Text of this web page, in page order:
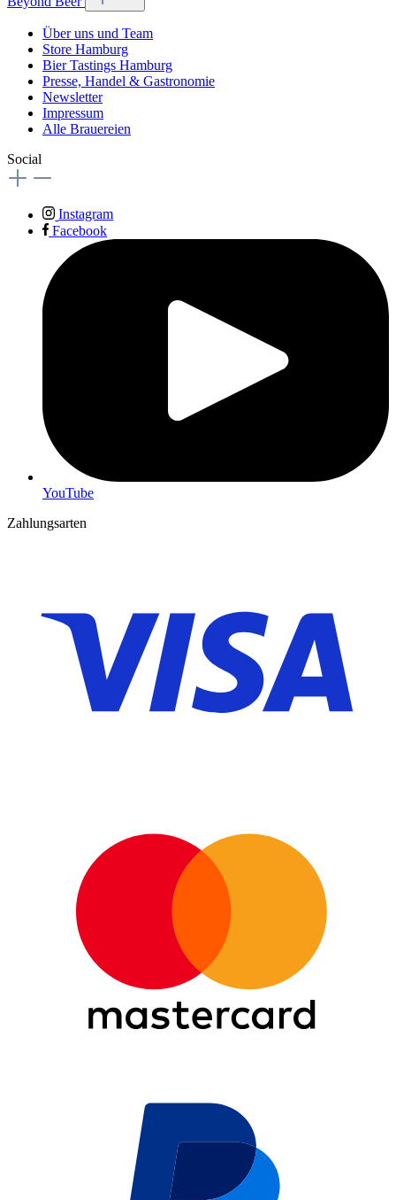
Über uns und Team
Store Hamburg
Bier Tastings Hamburg
Presse, Handel & Gastronomie
Newsletter
Impressum
Alle Brauereien
Social
Instagram
Facebook
YouTube
Zahlungsarten